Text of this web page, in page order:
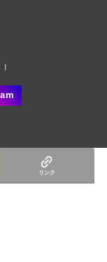
リンク